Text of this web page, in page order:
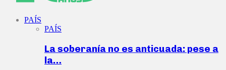
PAÍS
PAÍS
La soberanía no es anticuada: pese a
la…